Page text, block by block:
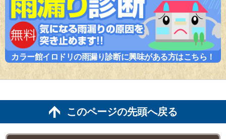
カラー館イロドリの雨漏り診断に興味がある方はこちら！
このページの先頭へ戻る